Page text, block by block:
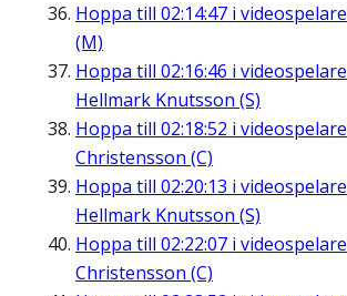
Hoppa till 02:14:47 i
(M)
Hoppa till 02:16:46 i
Hellmark Knutsson (S)
Hoppa till 02:18:52 i
Christensson (C)
Hoppa till 02:20:13 i
Hellmark Knutsson (S)
Hoppa till 02:22:07 i
Christensson (C)